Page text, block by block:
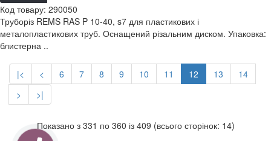
Код товару: 290050
Труборіз REMS RAS P 10-40, s7 для пластикових і
металопластикових труб. Оснащений різальним диском. Упаковка:
блистерна ..
|< < 6 7 8 9 10 11 12 13
14
>
>|
Показано з 331 по 360 із 409 (всього сторінок: 14)